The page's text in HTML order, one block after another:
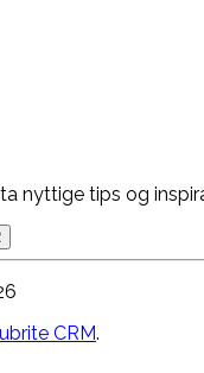
nyttige tips og
CRM.